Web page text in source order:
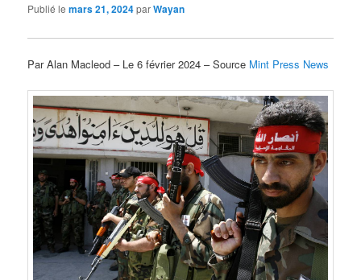
Publié lemars 21, 2024parWayan
Par Alan Macleod – Le 6 février 2024 – Source Mint Press News